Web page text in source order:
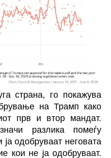
страна, го покажува
на Трамп како
прв и втор мандат.
разлика помеѓу
ја одобруваат неговата
кои не ја одобруваат.